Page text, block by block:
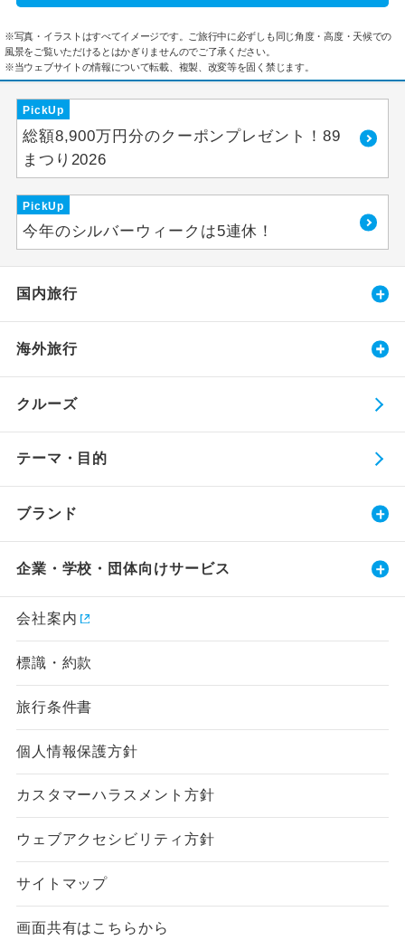
※写真・イラストはすべてイメージです。ご旅行中に必ずしも同じ角度・高度・天候での
風景をご覧いただけるとはかぎりませんのでご了承ください。
※当ウェブサイトの情報について転載、複製、改変等を固く禁じます。
PickUp
総額8,900万円分のクーポンプレゼント！89
まつり2026
PickUp
今年のシルバーウィークは5連休！
国内旅行
海外旅行
クルーズ
テーマ・目的
ブランド
企業・学校・団体向けサービス
会社案内
標識・約款
旅行条件書
個人情報保護方針
カスタマーハラスメント方針
ウェブアクセシビリティ方針
サイトマップ
画面共有はこちらから